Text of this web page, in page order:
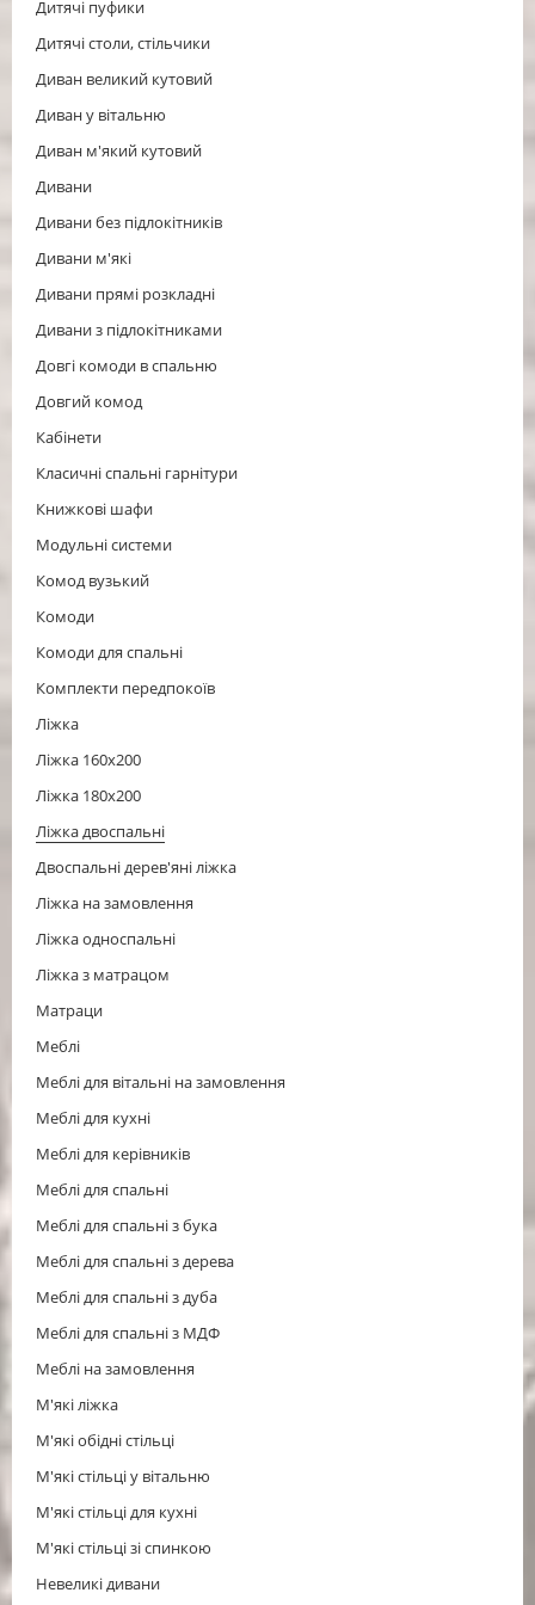
Дитячі пуфики
Дитячі столи, стільчики
Диван великий кутовий
Диван у вітальню
Диван м'який кутовий
Дивани
Дивани без підлокітників
Дивани м'які
Дивани прямі розкладні
Дивани з підлокітниками
Довгі комоди в спальню
Довгий комод
Кабінети
Класичні спальні гарнітури
Книжкові шафи
Модульні системи
Комод вузький
Комоди
Комоди для спальні
Комплекти передпокоїв
Ліжка
Ліжка 160x200
Ліжка 180x200
Ліжка двоспальні
Двоспальні дерев'яні ліжка
Ліжка на замовлення
Ліжка односпальні
Ліжка з матрацом
Матраци
Меблі
Меблі для вітальні на замовлення
Меблі для кухні
Меблі для керівників
Меблі для спальні
Меблі для спальні з бука
Меблі для спальні з дерева
Меблі для спальні з дуба
Меблі для спальні з МДФ
Меблі на замовлення
М'які ліжка
М'які обідні стільці
М'які стільці у вітальню
М'які стільці для кухні
М'які стільці зі спинкою
Невеликі дивани